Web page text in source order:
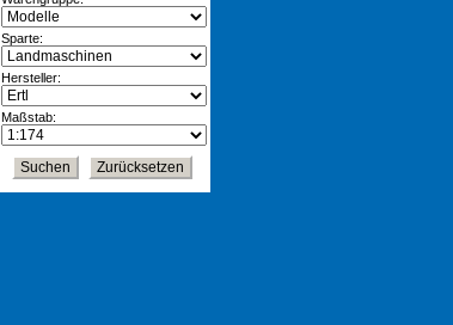
Sparte:
Hersteller:
Maßstab: